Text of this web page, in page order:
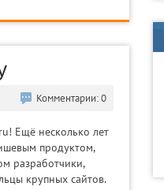
Комментарии: 0
Ещё несколько лет
продуктом,
разработчики,
крупных сайтов.